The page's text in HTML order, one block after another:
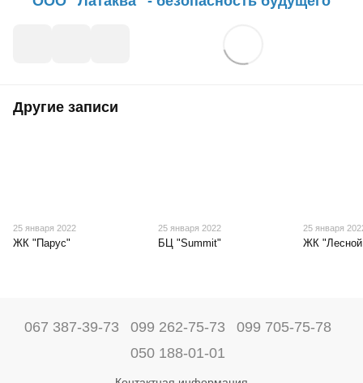
Другие записи
25 января 2022
ЖК "Парус"
25 января 2022
БЦ "Summit"
25 января
ЖК "Лесной
067 387-39-73 099 262-75-73
099 705-75-78
050 188-01-01